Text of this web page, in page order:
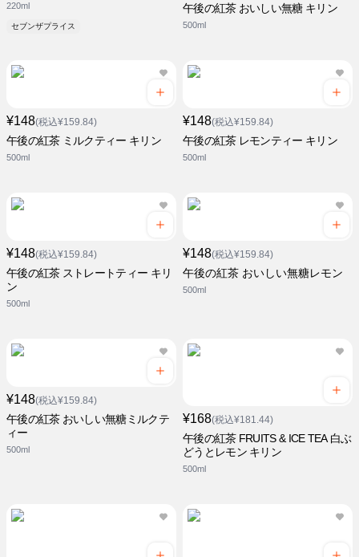
220ml
セブンザプライス
午後の紅茶 おいしい無糖 キリン
500ml
¥148(税込¥159.84)
午後の紅茶 ミルクティー キリン
500ml
¥148(税込¥159.84)
午後の紅茶 レモンティー キリン
500ml
¥148(税込¥159.84)
午後の紅茶 ストレートティー キリ
ン
500ml
¥148(税込¥159.84)
午後の紅茶 おいしい無糖レモン
500ml
¥148(税込¥159.84)
午後の紅茶 おいしい無糖ミルクテ
ィー
500ml
¥168(税込¥181.44)
午後の紅茶 FRUITS & ICE TEA 白ぶ
どうとレモン キリン
500ml